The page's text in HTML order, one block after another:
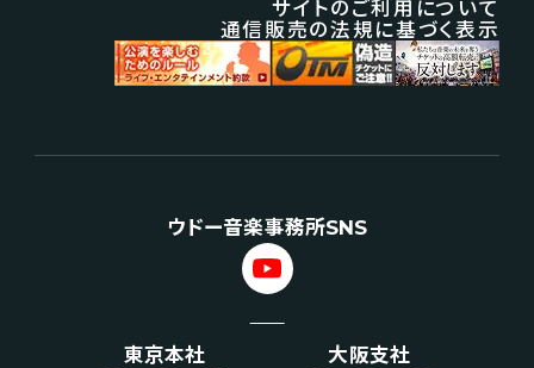
サイトのご利用について
通信販売の法規に基づく表示
ウドー音楽事務所SNS
東京本社 大阪支社